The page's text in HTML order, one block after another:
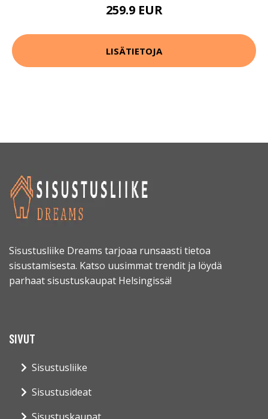
259.9 EUR
LISÄTIETOJA
Sisustusliike Dreams tarjoaa runsaasti tietoa
sisustamisesta. Katso uusimmat trendit ja löydä
parhaat sisustuskaupat Helsingissä!
SIVUT
Sisustusliike
Sisustusideat